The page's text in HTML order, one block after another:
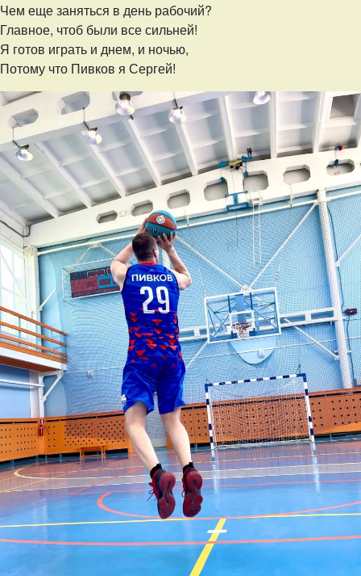
Чем еще заняться в день рабочий?
Главное, чтоб были все сильней!
Я готов играть и днем, и ночью,
Потому что Пивков я Сергей!